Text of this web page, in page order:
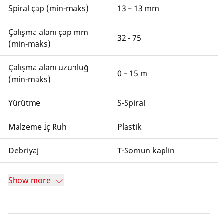
Spiral çap (min-maks) 13 – 13 mm
Çalışma alanı çap mm
(min-maks)
32 - 75
Çalışma alanı uzunluğ
(min-maks)
0 – 15 m
Yürütme S-Spiral
Malzeme İç Ruh Plastik
Debriyaj T-Somun kaplin
Show more